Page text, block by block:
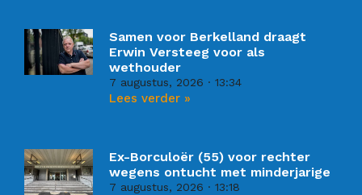
Samen voor Berkelland draagt
Erwin Versteeg voor als
wethouder
7 augustus, 2026 13:34
Lees verder »
Ex-Borculoër (55) voor rechter
wegens ontucht met minderjarige
7 augustus, 2026 13:18